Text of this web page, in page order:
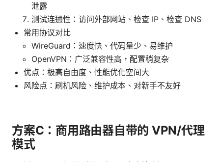
泄露
测试连通性：访问外部网站、检查 IP、检查 DNS
常用协议对比
WireGuard：速度快、代码量少、易维护
OpenVPN：广泛兼容性高，配置稍复杂
优点：极高自由度、性能优化空间大
风险点：刷机风险、维护成本、对新手不友好
方案C：商用路由器自带的 VPN/代理
模式